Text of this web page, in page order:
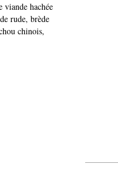
viande hachée
rude, brède
chinois,